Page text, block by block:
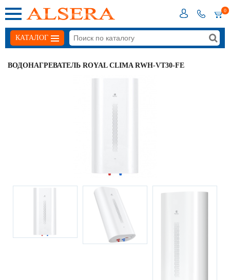
0
КАТАЛОГ
ВОДОНАГРЕВАТЕЛЬ ROYAL CLIMA RWH-VT30-FE